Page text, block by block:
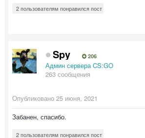
2 пользователям понравился пост
Spy 206
Админ сервера CS:GO
263 сообщения
Опубликовано 25 июня, 2021
Забанен, спасибо.
2 пользователям понравился пост